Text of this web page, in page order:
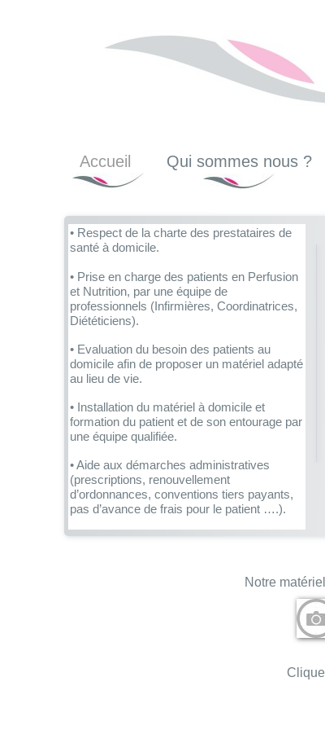
Notre
• Respect de la charte des prestataires de
santé à domicile.
• Prise en charge des patients en Perfusion
et Nutrition, par une équipe de
professionnels (Infirmières, Coordinatrices,
Diététiciens).
• Evaluation du besoin des patients au
domicile afin de proposer un matériel adapté
au lieu de vie.
• Installation du matériel à domicile et
formation du patient et de son entourage par
une équipe qualifiée.
• Aide aux démarches administratives
(prescriptions, renouvellement
d’ordonnances, conventions tiers payants,
pas d’avance de frais pour le patient ….).
• Suivi régulier du patient et retour
Qui sommes nous ?
Accueil